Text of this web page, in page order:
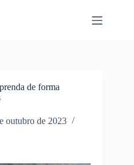
de forma
outubro de 2023